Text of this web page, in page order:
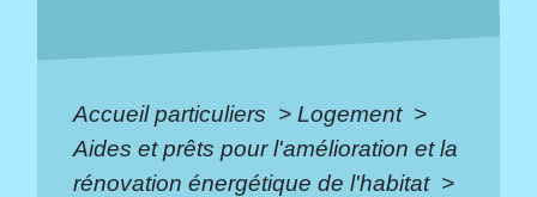
Accueil particuliers > Logement >
Aides et prêts pour l'amélioration et la
rénovation énergétique de l'habitat >